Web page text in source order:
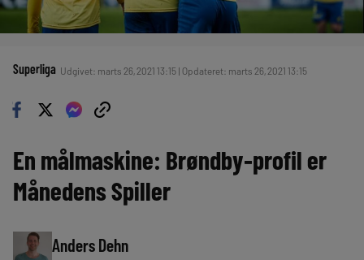
Superliga Udgivet: marts 26, 2021 13:15 | Opdateret: marts 26, 2021 13:15
En målmaskine: Brøndby-profil er
Månedens Spiller
Anders Dehn